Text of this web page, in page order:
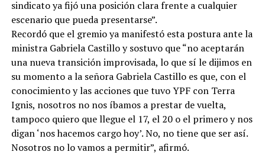
sindicato ya fijó una posición clara frente a cualquier
escenario que pueda presentarse”.
Recordó que el gremio ya manifestó esta postura ante la
ministra Gabriela Castillo y sostuvo que “no aceptarán
una nueva transición improvisada, lo que sí le dijimos en
su momento a la señora Gabriela Castillo es que, con el
conocimiento y las acciones que tuvo YPF con Terra
Ignis, nosotros no nos íbamos a prestar de vuelta,
tampoco quiero que llegue el 17, el 20 o el primero y nos
digan ‘nos hacemos cargo hoy’. No, no tiene que ser así.
Nosotros no lo vamos a permitir”, afirmó.